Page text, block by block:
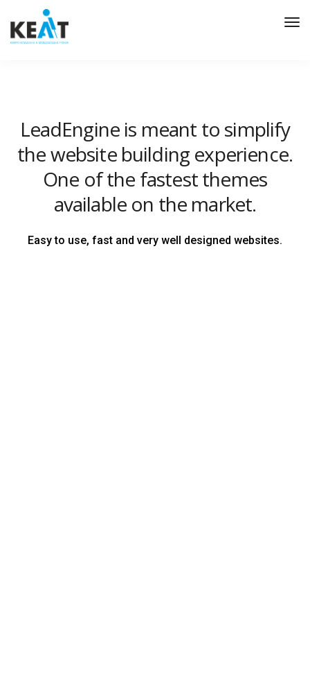
LeadEngine is meant to simplify
the website building experience.
One of the fastest themes
available on the market.
Easy to use, fast and very well designed websites.